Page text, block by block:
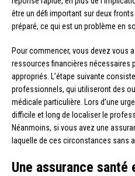
être un défi important sur deux
préparé, ce qui est un problème en
Pour commencer, vous devez vous
ressources financières nécessaires
appropriés. L’étape suivante
professionnels, qui utiliseront des
médicale particulière. Lors d’une
difficile et long de localiser le
Néanmoins, si vous avez une
laquelle de ces circonstances sans
Une assurance